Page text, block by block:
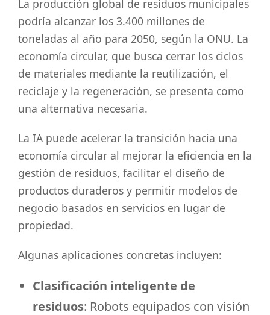
La producción global de residuos municipales
podría alcanzar los 3.400 millones de
toneladas al año para 2050, según la ONU. La
economía circular, que busca cerrar los ciclos
de materiales mediante la reutilización, el
reciclaje y la regeneración, se presenta como
una alternativa necesaria.
La IA puede acelerar la transición hacia una
economía circular al mejorar la eficiencia en la
gestión de residuos, facilitar el diseño de
productos duraderos y permitir modelos de
negocio basados en servicios en lugar de
propiedad.
Algunas aplicaciones concretas incluyen:
Clasificación inteligente de
residuos: Robots equipados con visión